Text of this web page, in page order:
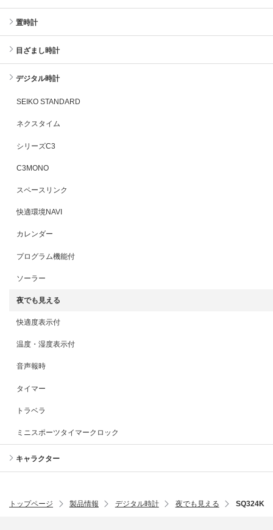
置時計
目ざまし時計
デジタル時計
SEIKO STANDARD
ネクスタイム
シリーズC3
C3MONO
スペースリンク
快適環境NAVI
カレンダー
プログラム機能付
ソーラー
夜でも見える
快適度表示付
温度・湿度表示付
音声報時
タイマー
トラベラ
ミニスポーツタイマークロック
キャラクター
トップページ 製品情報 デジタル時計 夜でも見える SQ324K